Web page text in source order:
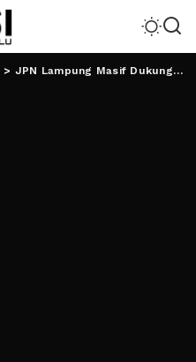
> JPN Lampung Masif Dukungan AMIN